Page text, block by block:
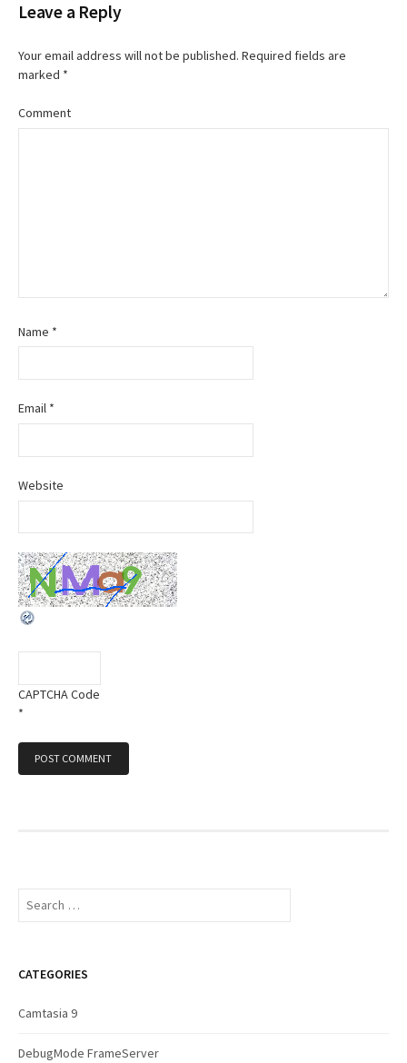
s
t
a
i
o
n
Leave a Reply
Your email address will not be published. Required fields are
marked *
Comment
Name *
Email *
Website
CAPTCHA Code
*
S
c
f
CATEGORIES
Camtasia 9
DebugMode FrameServer